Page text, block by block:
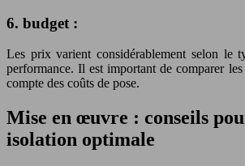
6. budget :
Les prix varient considérablement selon le
performance. Il est important de comparer
compte des coûts de pose.
Mise en œuvre : conseils
isolation optimale